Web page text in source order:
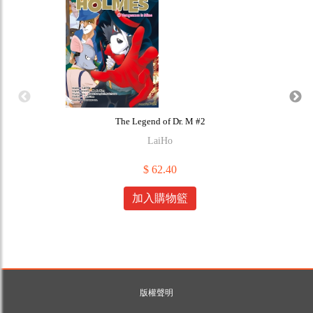
The Legend of Dr. M #2
LaiHo
$ 62.40
加入購物籃
版權聲明